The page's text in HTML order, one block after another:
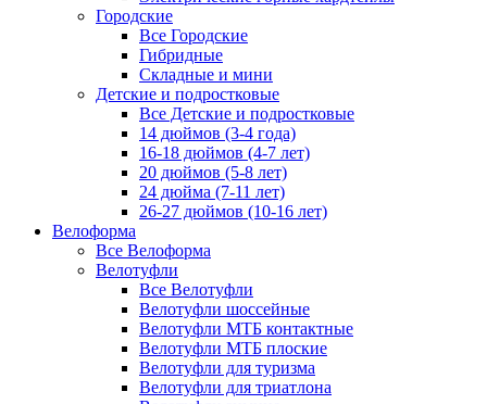
Городские
Все Городские
Гибридные
Складные и мини
Детские и подростковые
Все Детские и подростковые
14 дюймов (3-4 года)
16-18 дюймов (4-7 лет)
20 дюймов (5-8 лет)
24 дюйма (7-11 лет)
26-27 дюймов (10-16 лет)
Велоформа
Все Велоформа
Велотуфли
Все Велотуфли
Велотуфли шоссейные
Велотуфли МТБ контактные
Велотуфли МТБ плоские
Велотуфли для туризма
Велотуфли для триатлона